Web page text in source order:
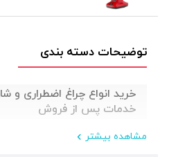
توضیحات دسته بندی
خرید انواع چراغ اضطراری و
خدمات پس از فروش
مشاهده بیشتر